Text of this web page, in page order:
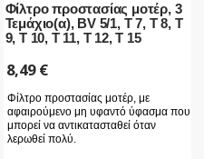
Φίλτρο προστασίας μοτέρ, 3
Τεμάχιο(α), BV 5/1, T 7, T 8, T
9, T 10, T 11, T 12, T 15
8,49€
Φίλτρο προστασίας μοτέρ, με
αφαιρούμενο μη υφαντό ύφασμα που
μπορεί να αντικατασταθεί όταν
λερωθεί πολύ.